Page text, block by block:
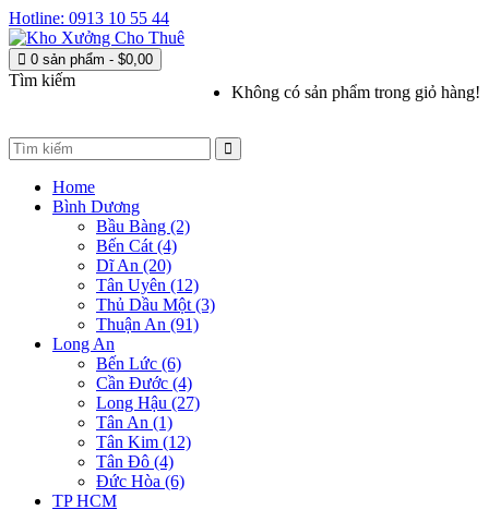
Hotline: 0913 10 55 44
0 sản phẩm - $0,00
Không có sản phẩm trong giỏ hàng!
Tìm kiếm
Home
Bình Dương
Bầu Bàng (2)
Bến Cát (4)
Dĩ An (20)
Tân Uyên (12)
Thủ Dầu Một (3)
Thuận An (91)
Long An
Bến Lức (6)
Cần Đước (4)
Long Hậu (27)
Tân An (1)
Tân Kim (12)
Tân Đô (4)
Đức Hòa (6)
TP HCM